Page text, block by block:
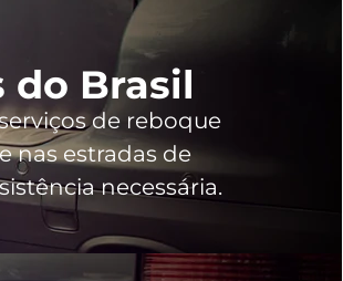
do Brasil
de reboque
nas estradas de
necessária.